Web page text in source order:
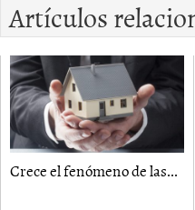
Artículos
Crece el fenómeno de las...